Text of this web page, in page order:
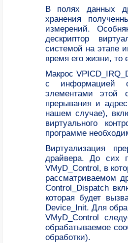
В полях данных
хранения
измерений.
дескриптор
системой на этапе
время его жизни, то
Макрос
с информацией о
элементами этой
прерывания и
нашем случае),
виртуального
программе
Виртуализация
драйвера. До сих
VMyD_Control, в
рассматриваемом
Control_Dispatch
которая будет
Device_Init. Для
VMyD_Control
обрабатываемое
обработки).